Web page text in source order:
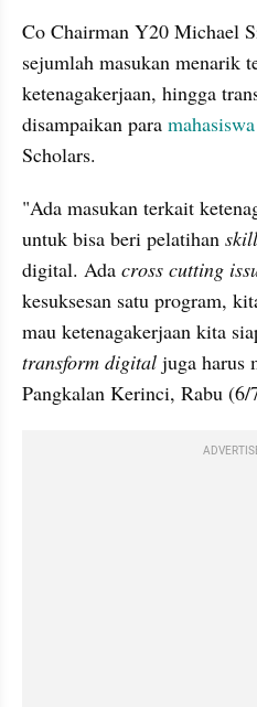
Co Chairman Y20 Michael
sejumlah masukan menarik
ketenagakerjaan, hingga
disampaikan para mahasiswa
Scholars.
"Ada masukan terkait
untuk bisa beri pelatihan skill
digital. Ada cross cutting
kesuksesan satu program,
transform digital juga harus
Pangkalan Kerinci, Rabu (6/